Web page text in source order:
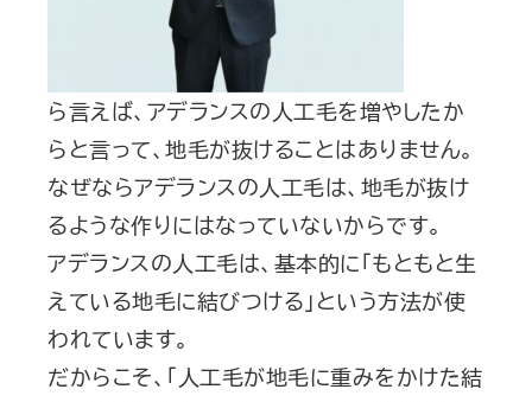
ら言えば、アデランスの人工毛を増やしたか
らと言って、地毛が抜けることはありません。
なぜならアデランスの人工毛は、地毛が抜け
るような作りにはなっていないからです。
アデランスの人工毛は、基本的に「もともと生
えている地毛に結びつける」という方法が使
われています。
だからこそ、「人工毛が地毛に重みをかけた結